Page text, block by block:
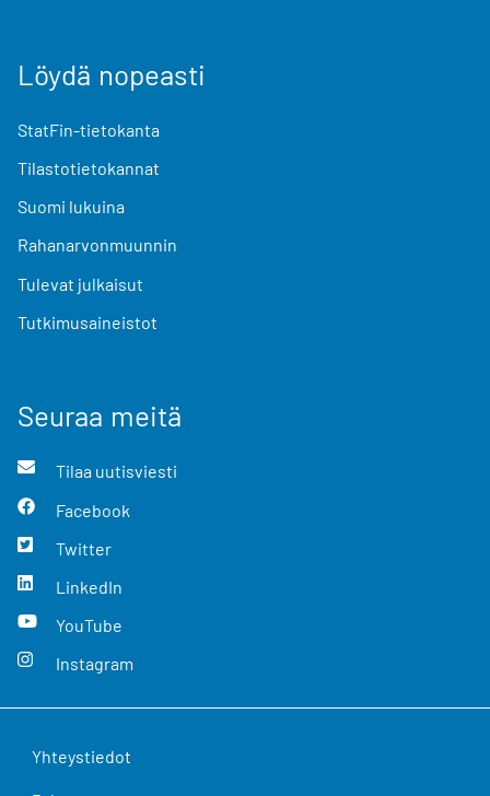
Löydä nopeasti
StatFin-tietokanta
Tilastotietokannat
Suomi lukuina
Rahanarvonmuunnin
Tulevat julkaisut
Tutkimusaineistot
Seuraa meitä
Tilaa uutisviesti
Facebook
Twitter
LinkedIn
YouTube
Instagram
Yhteystiedot